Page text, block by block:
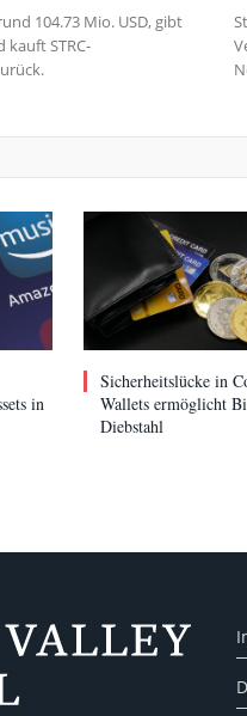
104.73 Mio. USD, gibt
kauft STRC-
in
Sicherheitslücke in
Wallets ermöglicht
Diebstahl